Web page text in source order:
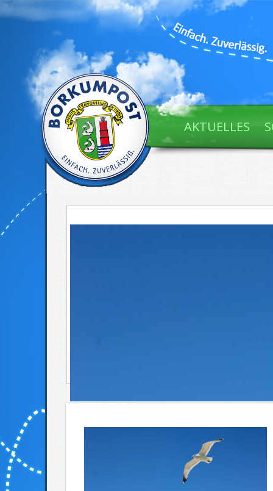
AKTUELLES